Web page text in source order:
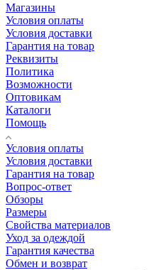
Магазины
Условия оплаты
Условия доставки
Гарантия на товар
Реквизиты
Политика
Возможности
Оптовикам
Каталоги
Помощь
Условия оплаты
Условия доставки
Гарантия на товар
Вопрос-ответ
Обзоры
Размеры
Свойства материалов
Уход за одеждой
Гарантия качества
Обмен и возврат